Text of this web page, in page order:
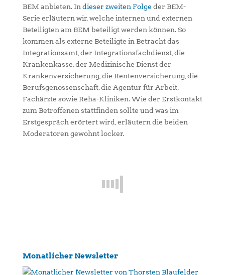
BEM anbieten. Indieser zweiten Folge der BEM-
Serie erläutern wir, welche internen und externen
Beteiligten am BEM beteiligt werden können. So
kommen als externe Beteiligte in Betracht das
Integrationsamt, der Integrationsfachdienst, die
Krankenkasse, der Medizinische Dienst der
Krankenversicherung, die Rentenversicherung, die
Berufsgenossenschaft, die Agentur für Arbeit,
Fachärzte sowie Reha-Kliniken. Wie der Erstkontakt
zum Betroffenen stattfinden sollte und was im
Erstgespräch erörtert wird, erläutern die beiden
Moderatoren gewohnt locker.
Monatlicher Newsletter